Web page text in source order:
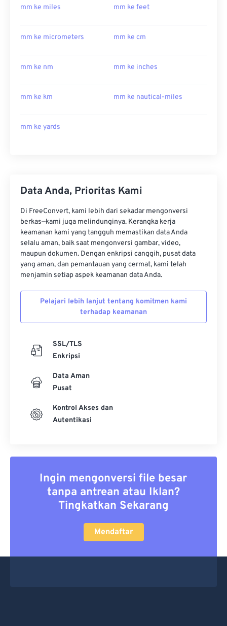
mm ke miles mm ke feet
mm ke micrometers mm ke cm
mm ke nm mm ke inches
mm ke km mm ke nautical-miles
mm ke yards
Data Anda, Prioritas Kami
Di FreeConvert, kami lebih dari sekadar mengonversi
berkas—kami juga melindunginya. Kerangka kerja
keamanan kami yang tangguh memastikan data Anda
selalu aman, baik saat mengonversi gambar, video,
maupun dokumen. Dengan enkripsi canggih, pusat data
yang aman, dan pemantauan yang cermat, kami telah
menjamin setiap aspek keamanan data Anda.
Pelajari lebih lanjut tentang komitmen kami
terhadap keamanan
SSL/TLS
Enkripsi
Data Aman
Pusat
Kontrol Akses dan
Autentikasi
Ingin mengonversi file besar
tanpa antrean atau Iklan?
Tingkatkan Sekarang
Mendaftar